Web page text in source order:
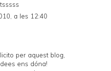
a les 12:40
per aquest blog,
ens dóna!